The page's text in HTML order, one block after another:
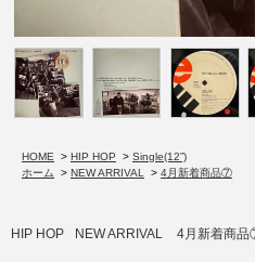
HOME > HIP HOP > Single(12”)
ホーム
> NEW ARRIVAL > 4月新着商品⑦
HIP HOP NEW ARRIVAL 4月新着商